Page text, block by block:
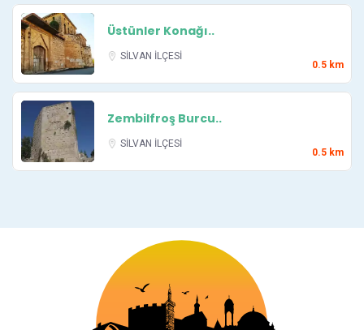
Üstünler Konağı..
SİLVAN İLÇESİ
0.5 km
Zembilfroş Burcu..
SİLVAN İLÇESİ
0.5 km